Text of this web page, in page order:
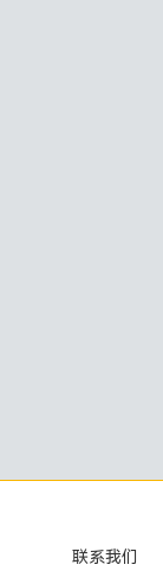
联系我们